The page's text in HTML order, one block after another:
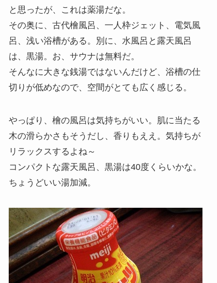
と思ったが、これは薬湯だな。
その奥に、古代檜風呂、一人枠ジェット、電気風
呂、浅い浴槽がある。別に、水風呂と露天風呂
は、黒湯。お、サウナは無料だ。
そんなに大きな銭湯ではないんだけど、浴槽の仕
切りが低めなので、空間がとても広く感じる。
やっぱり、檜の風呂は気持ちがいい。肌に当たる
木の滑らかさもそうだし、香りもええ。気持ちが
リラックスするよね～
コンパクトな露天風呂、黒湯は40度くらいかな。
ちょうどいい湯加減。